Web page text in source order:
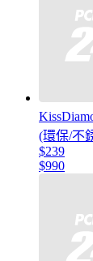
(環保/不
$239
$990